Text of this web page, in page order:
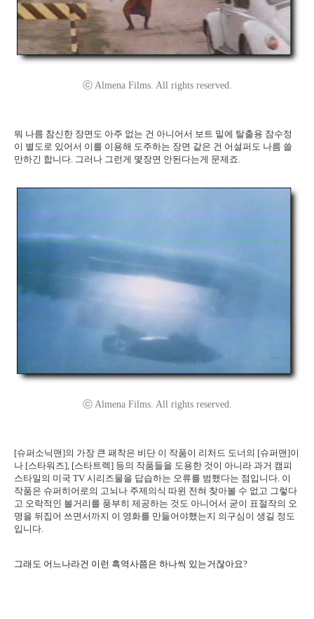
ⓒ Almena Films. All rights reserved.
뭐 나름 참신한 장면도 아주 없는 건 아니어서 보트 밑에 탈출용 잠수정
이 별도로 있어서 이를 이용해 도주하는 장면 같은 건 어설퍼도 나름 쓸
만하긴 합니다. 그러나 그런게 몇장면 안된다는게 문제죠.
ⓒ Almena Films. All rights reserved.
[슈퍼소닉맨]의 가장 큰 패착은 비단 이 작품이 리처드 도너의 [슈퍼맨]이
나 [스타워즈], [스타트렉] 등의 작품들을 도용한 것이 아니라 과거 캠피
스타일의 미국 TV 시리즈물을 답습하는 오류를 범했다는 점입니다. 이
작품은 슈퍼히어로의 고뇌나 주제의식 따윈 전혀 찾아볼 수 없고 그렇다
고 오락적인 볼거리를 풍부히 제공하는 것도 아니어서 굳이 표절작의 오
명을 뒤집어 쓰면서까지 이 영화를 만들어야했는지 의구심이 생길 정도
입니다.
그래도 어느나라건 이런 흑역사쯤은 하나씩 있는거잖아요?